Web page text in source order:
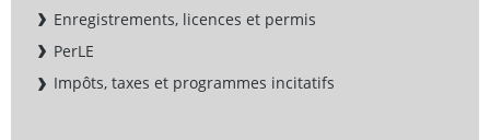
Enregistrements, licences et permis
PerLE
Impôts, taxes et programmes incitatifs